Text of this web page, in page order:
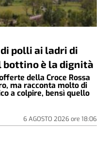
polli ai ladri di
bottino è la dignità
della Croce Rossa
ma racconta molto di
a colpire, bensì quello
6 AGOSTO 2026ore 18:06